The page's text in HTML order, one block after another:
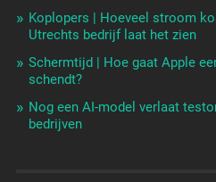
Koplopers | Hoeveel stroom
Utrechts bedrijf laat het zien
Schermtijd | Hoe gaat Apple
schendt?
Nog een AI-model verlaat
bedrijven